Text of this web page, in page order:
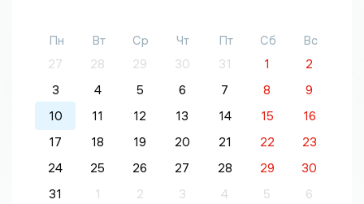
Пн Вт Ср Чт Пт Сб
Вс
27
28 29 30 31 1
2
3
4 5 6 7 8
9
10
11 12 13 14 15
16
17
18 19 20 21 22
23
24
25 26 27 28 29
30
31
1 2 3 4 5 6